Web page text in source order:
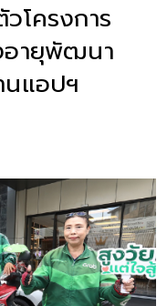
โครงการ
อายุพัฒนา
นแอปฯ